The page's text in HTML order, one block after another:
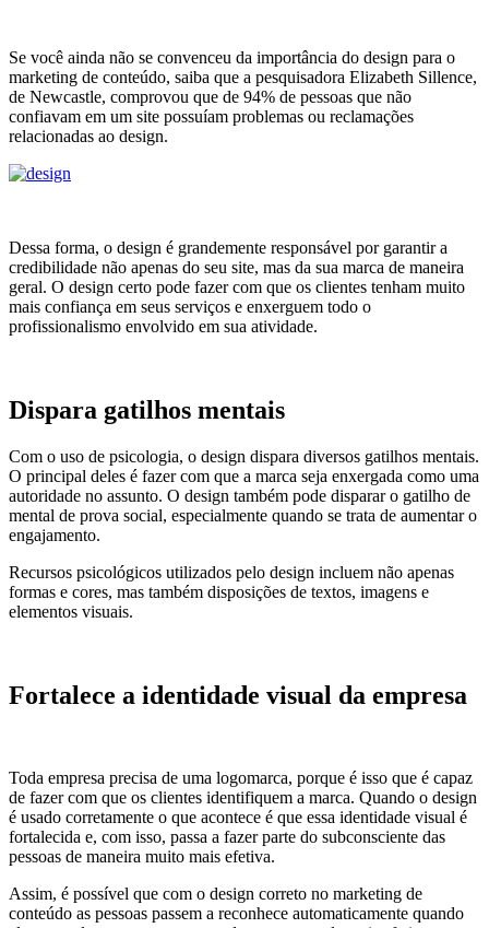
Se você ainda não se convenceu da importância do design para o
marketing de conteúdo, saiba que a pesquisadora Elizabeth Sillence,
de Newcastle, comprovou que de 94% de pessoas que não
confiavam em um site possuíam problemas ou reclamações
relacionadas ao design.
Dessa forma, o design é grandemente responsável por garantir a
credibilidade não apenas do seu site, mas da sua marca de maneira
geral. O design certo pode fazer com que os clientes tenham muito
mais confiança em seus serviços e enxerguem todo o
profissionalismo envolvido em sua atividade.
Dispara gatilhos mentais
Com o uso de psicologia, o design dispara diversos gatilhos mentais.
O principal deles é fazer com que a marca seja enxergada como uma
autoridade no assunto. O design também pode disparar o gatilho de
mental de prova social, especialmente quando se trata de aumentar o
engajamento.
Recursos psicológicos utilizados pelo design incluem não apenas
formas e cores, mas também disposições de textos, imagens e
elementos visuais.
Fortalece a identidade visual da empresa
Toda empresa precisa de uma logomarca, porque é isso que é capaz
de fazer com que os clientes identifiquem a marca. Quando o design
é usado corretamente o que acontece é que essa identidade visual é
fortalecida e, com isso, passa a fazer parte do subconsciente das
pessoas de maneira muito mais efetiva.
Assim, é possível que com o design correto no marketing de
conteúdo as pessoas passem a reconhece automaticamente quando